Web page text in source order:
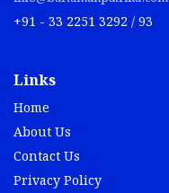
+91 - 33 2251 3292 / 93
Links
Home
About Us
Contact Us
Privacy Policy